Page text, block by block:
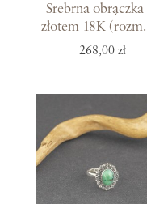
Srebrna obrączka
złotem 18K
268,00 zł